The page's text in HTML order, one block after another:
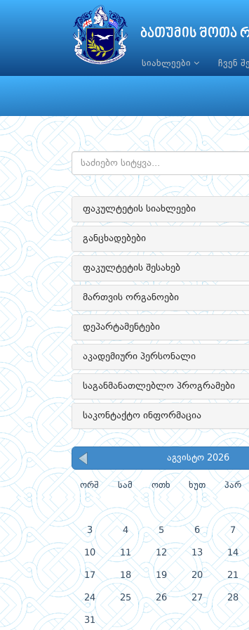
ბათუმის შოთა
სიახლეები ჩვენ
ფაკულტეტის სიახლეები
განცხადებები
ფაკულტეტის შესახებ
მართვის ორგანოები
დეპარტამენტები
აკადემიური პერსონალი
საგანმანათლებლო პროგრამები
საკონტაქტო ინფორმაცია
აგვისტო 2026
ორშ სამ ოთხ ხუთ პარ
3 4 5 6 7
10 11 12 13 14
17 18 19 20 21
24 25 26 27 28
31